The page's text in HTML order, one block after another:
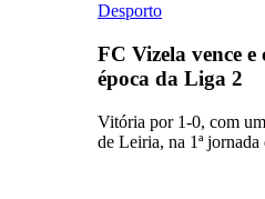
Desporto
FC Vizela vence
época da Liga 2
Vitória por 1-0, com
de Leiria, na 1ª